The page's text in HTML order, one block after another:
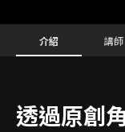
Details
Configuration
介紹 講師
透過原創